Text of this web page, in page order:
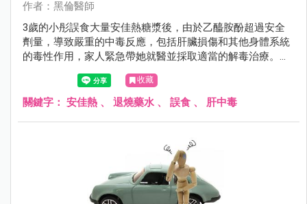
作者：黑倫醫師
3歲的小彤誤食大量安佳熱糖漿後，由於乙醯胺酚超過安全
劑量，導致嚴重的中毒反應，包括肝臟損傷和其他身體系統
的毒性作用，家人緊急帶她就醫並採取適當的解毒治療。家
中的藥品應該存放在孩子無法觸及的地方，以避免類似事件
收藏
關鍵字： 安佳熱 、 退燒藥水 、 誤食 、 肝中毒